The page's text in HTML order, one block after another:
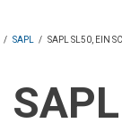
/ SAPL / SAPL SL50, EIN
SAPL SL50, ein Schalldämpfer, angepasst